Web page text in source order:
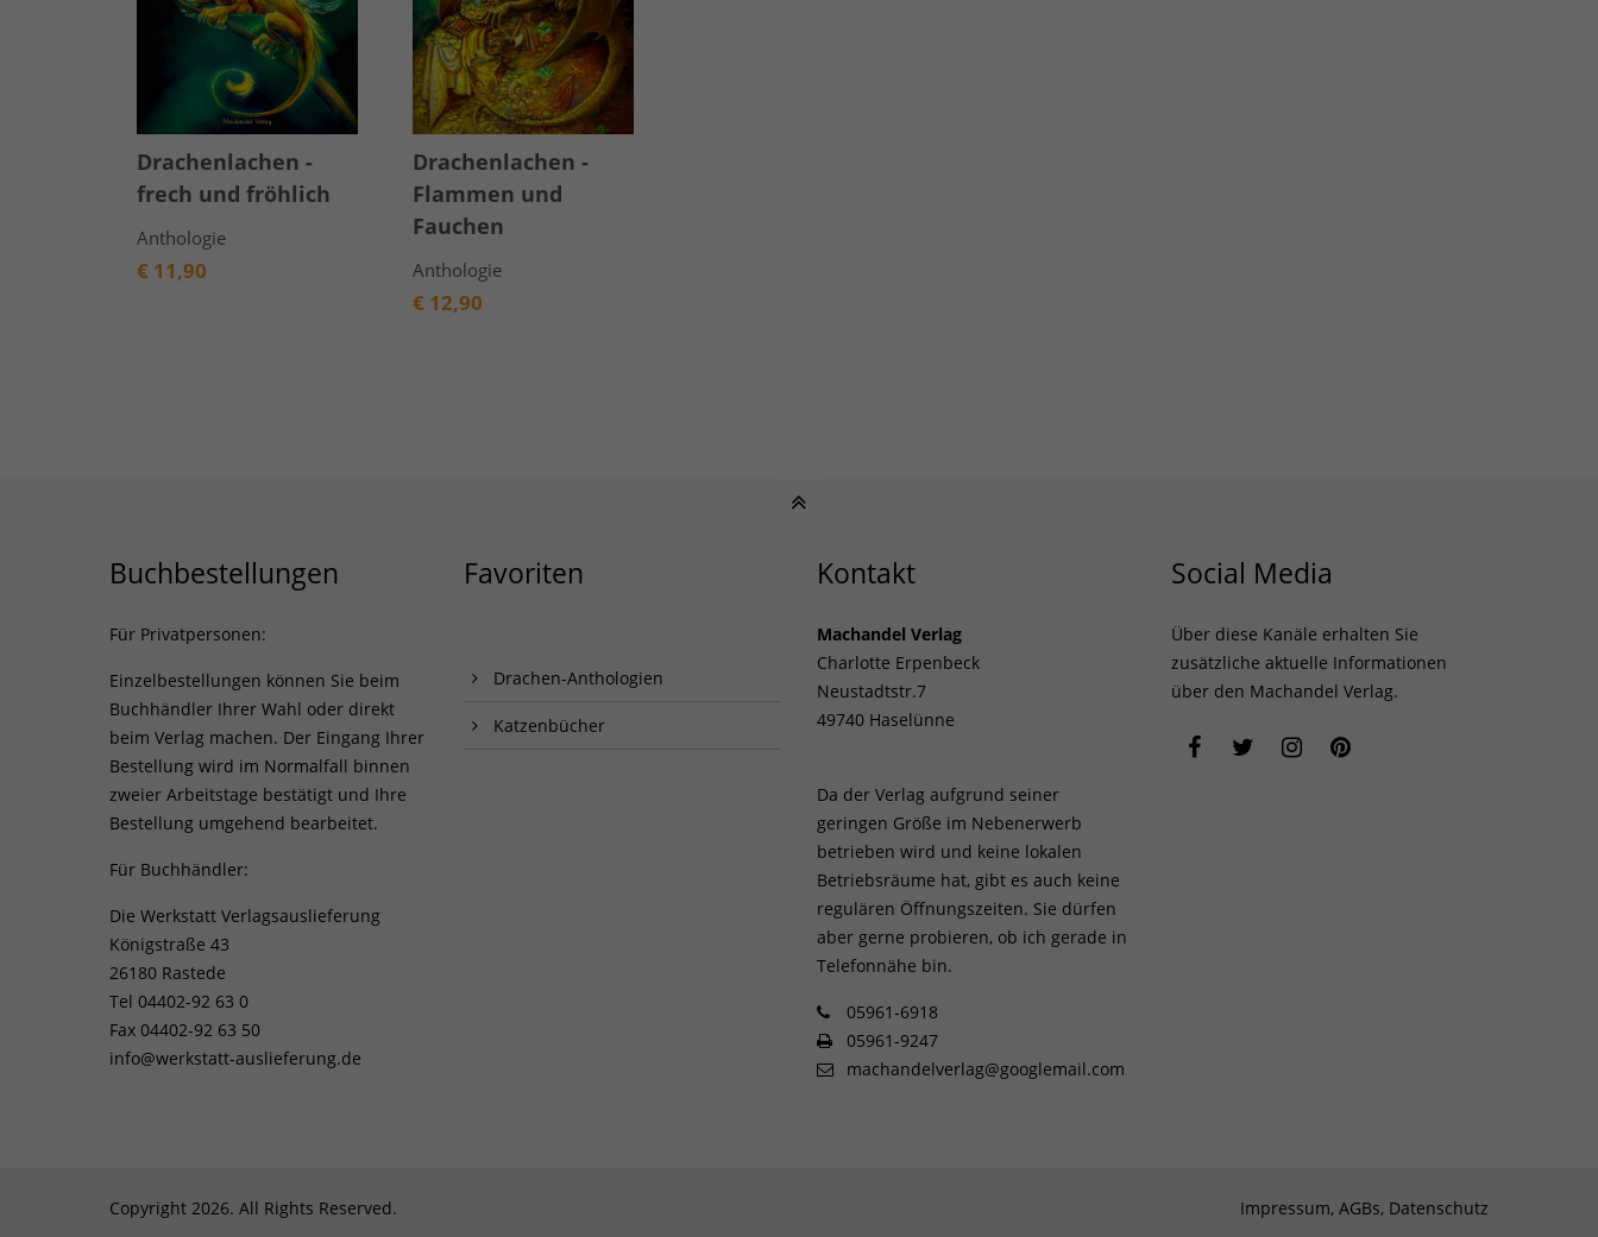
Drachenlachen -
frech und fröhlich
Anthologie
€ 11,90
Drachenlachen -
Flammen und
Fauchen
Anthologie
€ 12,90
Buchbestellungen
Für Privatpersonen:
Einzelbestellungen können Sie beim
Buchhändler Ihrer Wahl oder direkt
beim Verlag machen. Der Eingang Ihrer
Bestellung wird im Normalfall binnen
zweier Arbeitstage bestätigt und Ihre
Bestellung umgehend bearbeitet.
Für Buchhändler:
Die Werkstatt Verlagsauslieferung
Königstraße 43
26180 Rastede
Tel 04402-92 63 0
Fax 04402-92 63 50
info@werkstatt-auslieferung.de
Favoriten
Drachen-Anthologien
Katzenbücher
Kontakt
Machandel Verlag
Charlotte Erpenbeck
Neustadtstr.7
49740 Haselünne
Da der Verlag aufgrund seiner
geringen Größe im Nebenerwerb
betrieben wird und keine lokalen
Betriebsräume hat, gibt es auch keine
regulären Öffnungszeiten. Sie dürfen
aber gerne probieren, ob ich gerade in
Telefonnähe bin.
05961-6918
05961-9247
machandelverlag@googlemail.com
Social Media
Über diese Kanäle erhalten Sie
zusätzliche aktuelle Informationen
über den Machandel Verlag.
Copyright 2026. All Rights Reserved. Impressum, AGBs, Datenschutz